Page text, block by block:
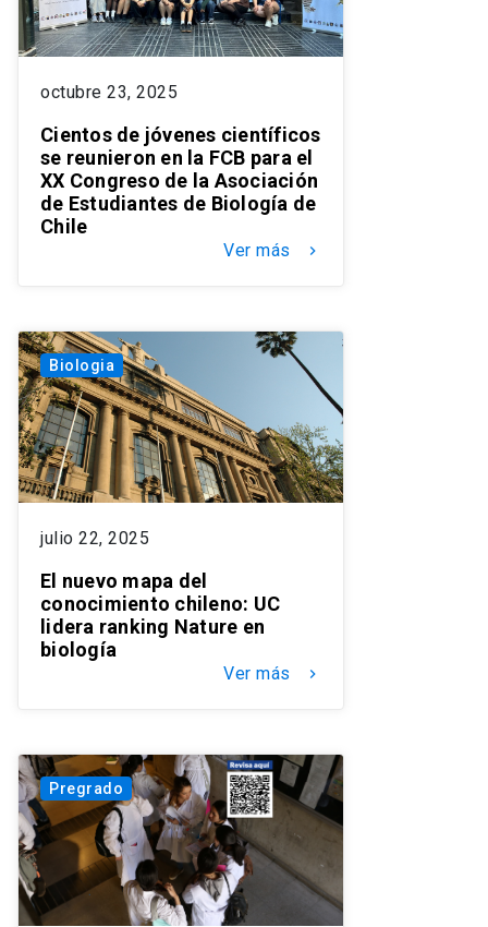
octubre 23, 2025
Cientos de jóvenes científicos
se reunieron en la FCB para el
XX Congreso de la Asociación
de Estudiantes de Biología de
Chile
Ver más keyboard_arrow_right
Biologia
julio 22, 2025
El nuevo mapa del
conocimiento chileno: UC
lidera ranking Nature en
biología
Ver más keyboard_arrow_right
Pregrado